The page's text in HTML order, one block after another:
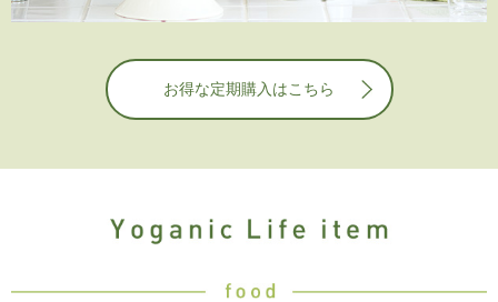
お得な定期購入はこちら